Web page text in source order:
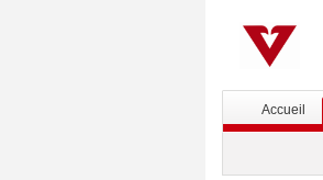
Accueil